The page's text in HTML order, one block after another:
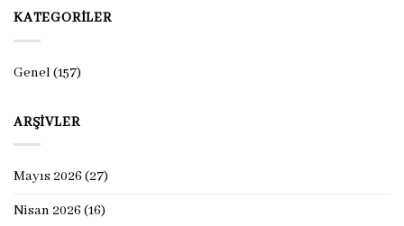
KATEGORILER
Genel(157)
ARŞIVLER
Mayıs 2026 (27)
Nisan 2026 (16)